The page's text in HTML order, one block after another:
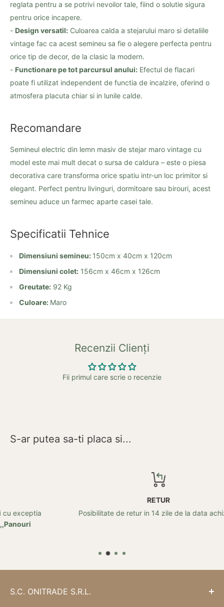
reglata pentru a se potrivi nevoilor tale, fiind o solutie sigura
pentru orice incapere.
- Design versatil: Culoarea calda a stejarului maro si detaliile
vintage fac ca acest semineu sa fie o alegere perfecta pentru
orice tip de decor, de la clasic la modern.
- Functionare pe tot parcursul anului: Efectul de flacari
poate fi utilizat independent de functia de incalzire, oferind o
atmosfera placuta chiar si in lunile calde.
Recomandare
Semineul electric din lemn masiv de stejar maro vintage cu
model este mai mult decat o sursa de caldura – este o piesa
decorativa care transforma orice spatiu intr-un loc primitor si
elegant. Perfect pentru livinguri, dormitoare sau birouri, acest
semineu aduce un farmec aparte casei tale.
Specificatii Tehnice
Dimensiuni semineu: 150cm x 40cm x 120cm
Dimensiuni colet: 156cm x 46cm x 126cm
Greutate: 92 Kg
Culoare: Maro
Recenzii Clienți
Fii primul care scrie o recenzie
S-ar putea sa-ti placa si...
Posibilitate de retur in 14 zile de la data achizitei!
S.C. ONITRADE S.R.L.